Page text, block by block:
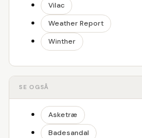
Vilac
Weather Report
Winther
SE OGSÅ
Asketræ
Badesandal